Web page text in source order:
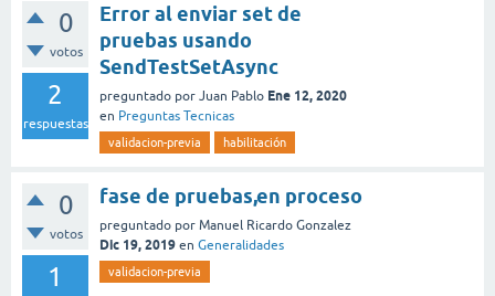
0
votos
2
respuestas
Error al enviar set de
pruebas usando
SendTestSetAsync
preguntado por Juan Pablo Ene 12, 2020
en Preguntas Tecnicas
validacion-previa habilitación
0
votos
1
fase de pruebas,en proceso
preguntado por Manuel Ricardo Gonzalez
Dic 19, 2019 en Generalidades
validacion-previa